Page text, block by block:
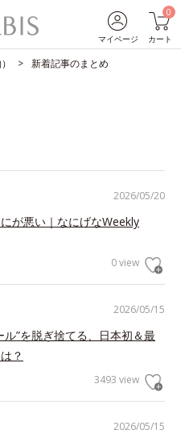
マイページ
0
カート
新着記事のまとめ
2026/05/20
が悪い｜なにげなWeekly
0 view
2026/05/15
ル”を脱ぎ捨てる、日本初＆最
？
3493 view
2026/05/15